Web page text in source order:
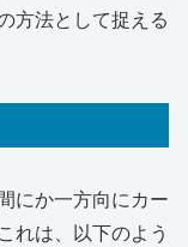
方法として捉える
にか一方向にカー
れは、以下のよう